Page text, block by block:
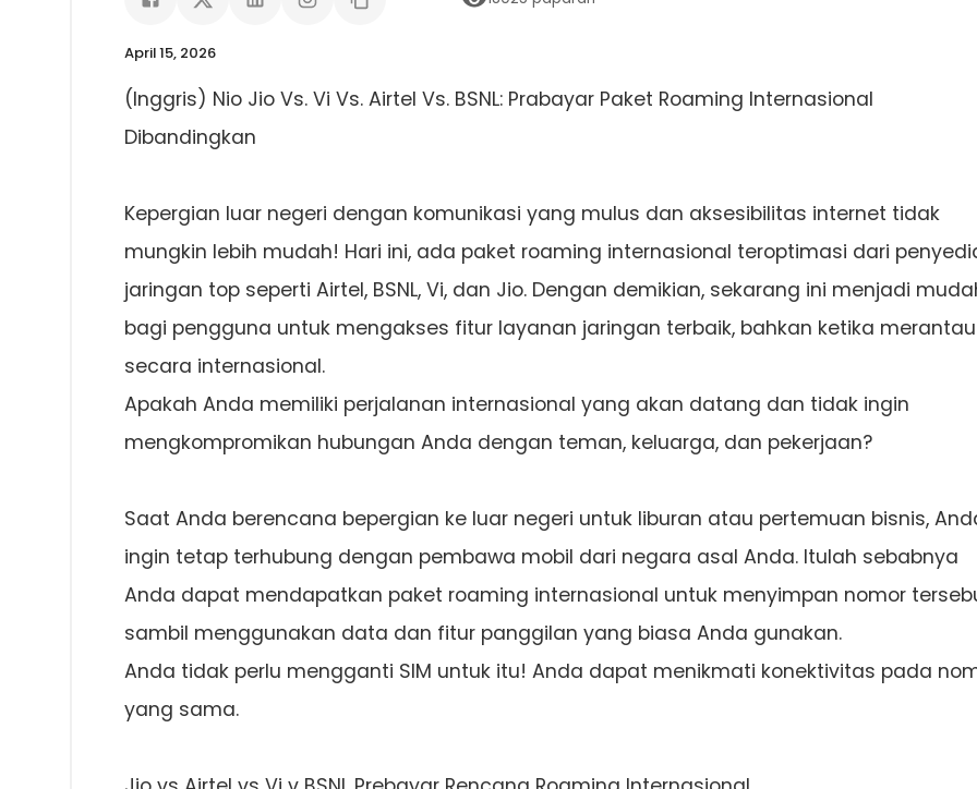
April 15, 2026
(Inggris) Nio Jio Vs. Vi Vs. Airtel Vs. BSNL: Prabayar Paket Roaming Internasional
Dibandingkan
Kepergian luar negeri dengan komunikasi yang mulus dan aksesibilitas internet tidak
mungkin lebih mudah! Hari ini, ada paket roaming internasional teroptimasi dari
jaringan top seperti Airtel, BSNL, Vi, dan Jio. Dengan demikian, sekarang ini menjadi
bagi pengguna untuk mengakses fitur layanan jaringan terbaik, bahkan ketika merantau
secara internasional.
Apakah Anda memiliki perjalanan internasional yang akan datang dan tidak ingin
mengkompromikan hubungan Anda dengan teman, keluarga, dan pekerjaan?
Saat Anda berencana bepergian ke luar negeri untuk liburan atau pertemuan bisnis,
ingin tetap terhubung dengan pembawa mobil dari negara asal Anda. Itulah sebabnya
Anda dapat mendapatkan paket roaming internasional untuk menyimpan nomor
sambil menggunakan data dan fitur panggilan yang biasa Anda gunakan.
Anda tidak perlu mengganti SIM untuk itu! Anda dapat menikmati konektivitas pada
yang sama.